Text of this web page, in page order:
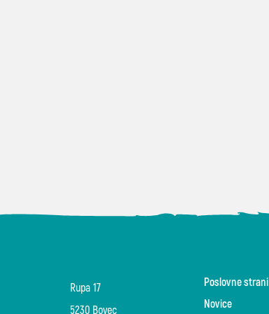
Rupa 17
5230 Bovec
Poslovne strani
Novice